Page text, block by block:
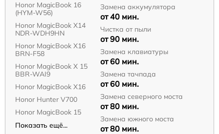
Honor MagicBook 16
(HYM-W56)
Honor MagicBook X14
NDR-WDH9HN
Honor MagicBook X16
BRN-F58
Honor MagicBook X 15
BBR-WAI9
Honor MagicBook X16
Honor Hunter V700
Honor MagicBook 15
Показать ещё...
Замена аккумулятора
от 40 мин.
Чистка от пыли
от 90 мин.
Замена клавиатуры
от 60 мин.
Замена тачпада
от 60 мин.
Замена северного моста
от 80 мин.
Замена южного моста
от 80 мин.